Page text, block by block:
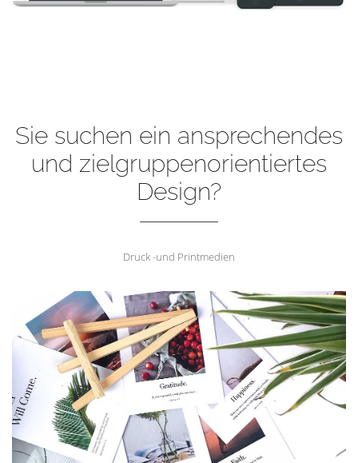
Sie suchen ein ansprechendes
und zielgruppenorientiertes
Design?
Druck -und Printmedien